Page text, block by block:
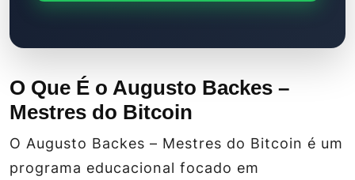
O Que É o Augusto Backes –
Mestres do Bitcoin
O Augusto Backes – Mestres do Bitcoin é um
programa educacional focado em